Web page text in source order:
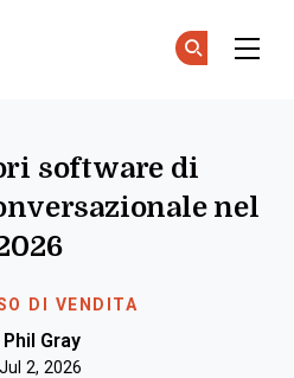
DI VENDITA
software di
nel
Phil Gray
2, 2026